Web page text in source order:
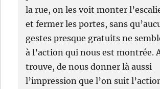
la rue, on les voit monter
et fermer les portes, sans
gestes presque gratuits ne
à l’action qui nous est montrée.
trouve, de nous donner là aussi
l’impression que l’on suit